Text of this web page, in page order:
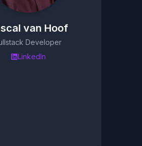
van Hoof
Developer
LinkedIn